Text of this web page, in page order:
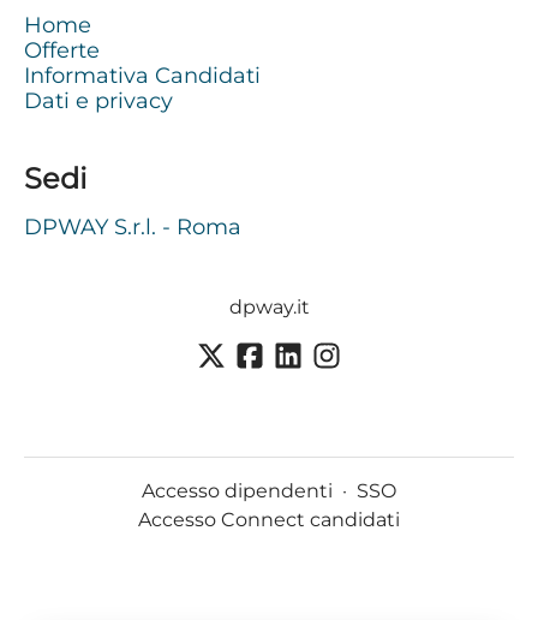
Home
Offerte
Informativa Candidati
Dati e privacy
Sedi
DPWAY S.r.l. - Roma
dpway.it
Accesso dipendenti · SSO
Accesso Connect candidati